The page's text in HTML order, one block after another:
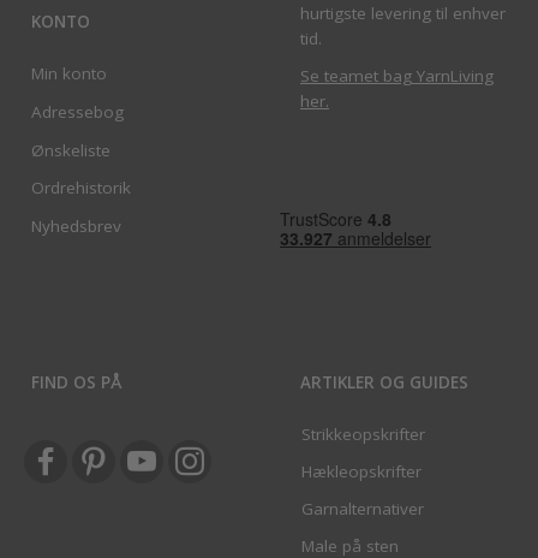
KONTO
Min konto
Adressebog
Ønskeliste
Ordrehistorik
Nyhedsbrev
hurtigste levering til enhver
tid.
Se teamet bag YarnLiving
her.
FIND OS PÅ ARTIKLER OG GUIDES
Strikkeopskrifter
Hækleopskrifter
Garnalternativer
Male på sten